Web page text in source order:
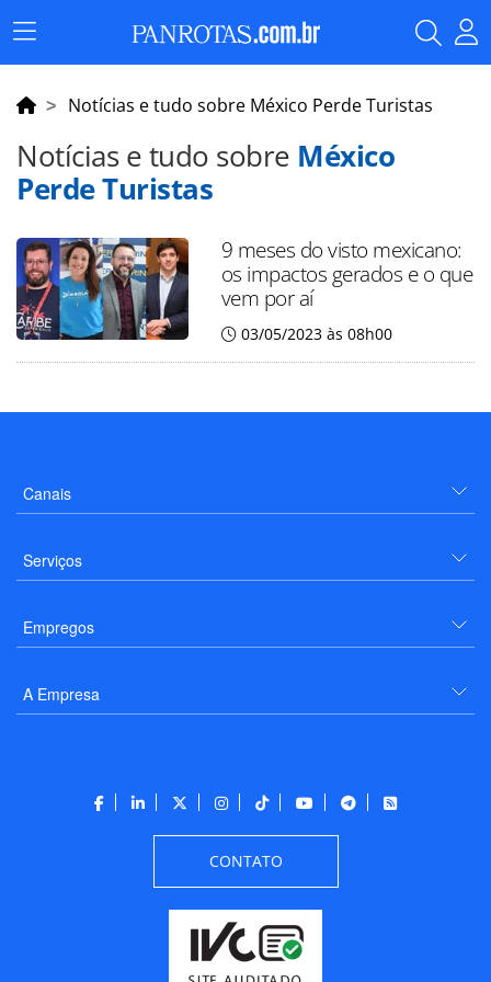
Menu
Principal
Notícias e tudo sobre México Perde Turistas
Notícias e tudo sobre México
Perde Turistas
9 meses do visto mexicano:
os impactos gerados e o que
vem por aí
03/05/2023 às 08h00
Canais
Serviços
Empregos
A Empresa
CONTATO